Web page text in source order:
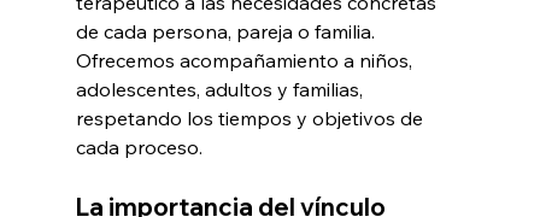
de cada persona, pareja o familia.
Ofrecemos acompañamiento a niños,
adolescentes, adultos y familias,
respetando los tiempos y objetivos de
cada proceso.
La importancia del vínculo